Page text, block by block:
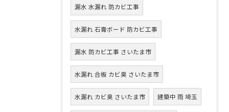
漏水 水漏れ 防カビ工事
水漏れ 石膏ボード 防カビ工事
漏水 防カビ工事 さいたま市
水漏れ 合板 カビ臭 さいたま市
水漏れ カビ臭 さいたま市 建築中 雨 埼玉